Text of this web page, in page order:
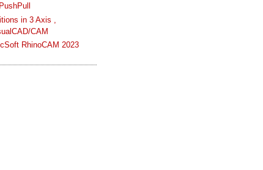
in 3 Axis ,
CAM
RhinoCAM 2023